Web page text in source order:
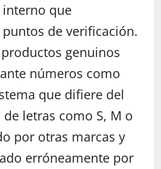
que
de verificación.
genuinos
números como
que difiere del
letras como S, M o
por otras marcas y
erróneamente por